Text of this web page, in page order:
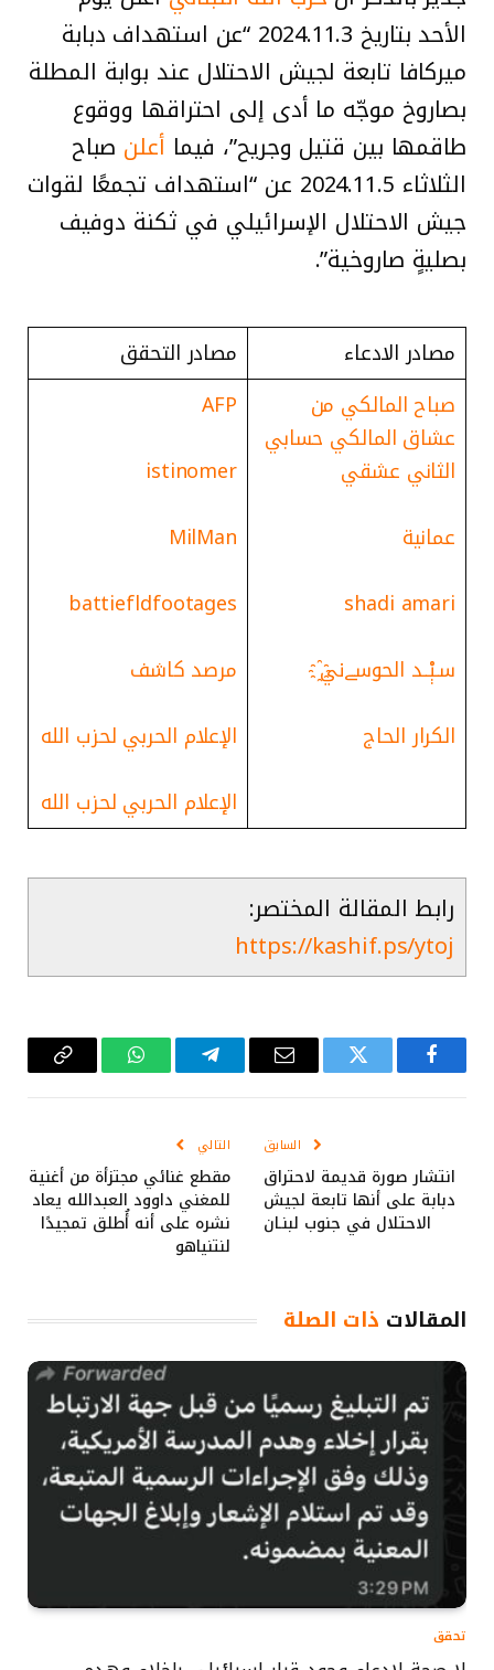
الأحد بتاريخ 2024.11.3 “عن استهداف دبابة
ميركافا تابعة لجيش الاحتلال عند بوابة المطلة
بصاروخ موجّه ما أدى إلى احتراقها ووقوع
طاقمها بين قتيل وجريح”، فيما أعلن صباح
الثلاثاء 2024.11.5 عن “استهداف تجمعًا لقوات
جيش الاحتلال الإسرائيلي في ثكنة دوفيف
بصليةٍ صاروخية”.
مصادر الادعاء
مصادر التحقق
صباح المالكي من
عشاق المالكي حسابي
الثاني عشقي
عمانية
shadi amari
سـېْــد الح‍وسـےﻧﻲ҈
الكرار الحاج
AFP
istinomer
MilMan
battiefldfootages
مرصد كاشف
الإعلام الحربي لحزب الله
الإعلام الحربي لحزب الله
رابط المقالة المختصر:
https://kashif.ps/ytoj
فيسبوك تويتر
البريد
تيلقرام واتساب Copy
السابق
انتشار صورة قديمة لاحتراق
دبابة على أنها تابعة لجيش
الاحتلال في جنوب لبنـان
التالي
مقطع غنائي مجتزأة من أغنية
للمغني داوود العبدالله يعاد
نشره على أنه أُطلق تمجيدًا
لنتنياهو
المقالات ذات الصلة
تحقق